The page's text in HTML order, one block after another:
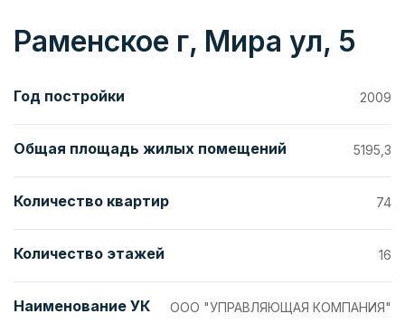
Раменское г, Мира ул, 5
Год постройки 2009
Общая площадь жилых помещений 5195,3
Количество квартир 74
Количество этажей 16
Наименование УК ООО "УПРАВЛЯЮЩАЯ КОМПАНИЯ"